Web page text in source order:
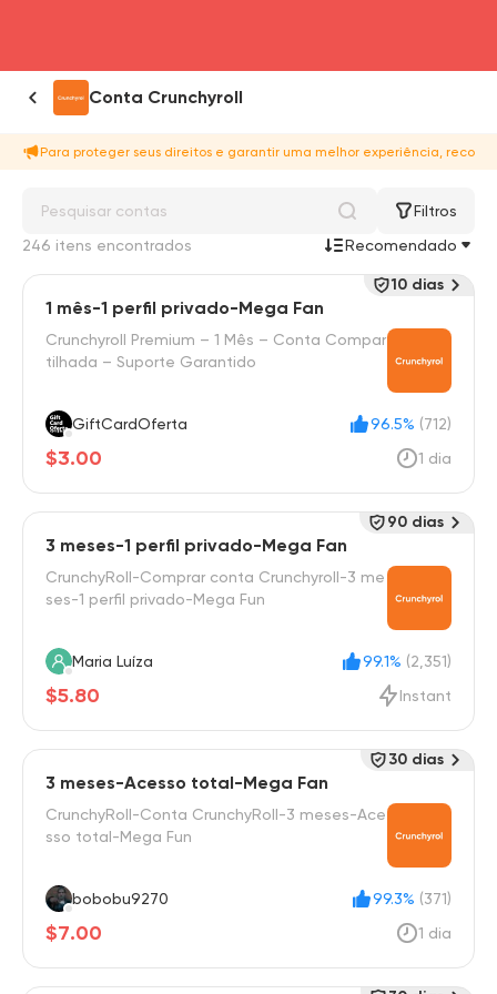
Conta Crunchyroll
Para proteger seus direitos e garantir uma melhor experiência,
Filtros
246 itens encontrados
Recomendado
1 mês-1 perfil privado-Mega Fan
Crunchyroll Premium – 1 Mês – Conta Compar
tilhada – Suporte Garantido
GiftCardOferta 96.5% (712)
$3.00 1 dia
10 dias
3 meses-1 perfil privado-Mega Fan
CrunchyRoll-Comprar conta Crunchyroll-3 me
ses-1 perfil privado-Mega Fun
Maria Luíza 99.1% (2,351)
$5.80 Instant
90 dias
3 meses-Acesso total-Mega Fan
CrunchyRoll-Conta CrunchyRoll-3 meses-Ace
sso total-Mega Fun
bobobu9270 99.3% (371)
$7.00 1 dia
30 dias